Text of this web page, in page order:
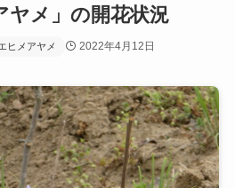
ヤメ」の開花状況
ヒメアヤメ 2022年4月12日